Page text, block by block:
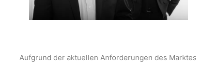
Aufgrund der aktuellen Anforderungen des Marktes